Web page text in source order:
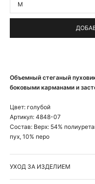
Объемный стеганый
боковыми карманами и
Цвет: голубой
Артикул: 4848-07
Состав: Верх: 54%
пух, 10% перо
УХОД ЗА ИЗДЕЛИЕМ
M